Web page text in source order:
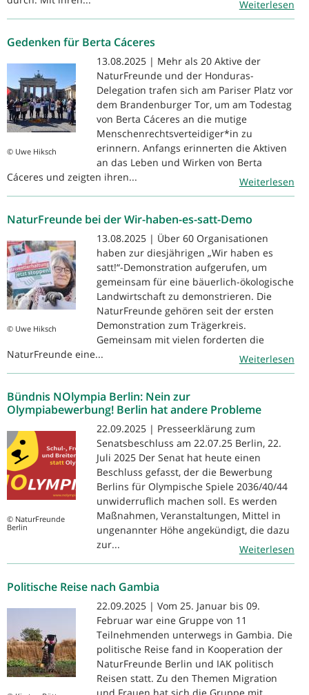
Weiterlesen
Gedenken für Berta Cáceres
© Uwe Hiksch
13.08.2025 | Mehr als 20 Aktive der
NaturFreunde und der Honduras-
Delegation trafen sich am Pariser Platz vor
dem Brandenburger Tor, um am Todestag
von Berta Cáceres an die mutige
Menschenrechtsverteidiger*in zu
erinnern. Anfangs erinnerten die Aktiven
an das Leben und Wirken von Berta
Cáceres und zeigten ihren...
Weiterlesen
NaturFreunde bei der Wir-haben-es-satt-Demo
© Uwe Hiksch
13.08.2025 | Über 60 Organisationen
haben zur diesjährigen „Wir haben es
satt!“-Demonstration aufgerufen, um
gemeinsam für eine bäuerlich-ökologische
Landwirtschaft zu demonstrieren. Die
NaturFreunde gehören seit der ersten
Demonstration zum Trägerkreis.
Gemeinsam mit vielen forderten die
NaturFreunde eine...
Weiterlesen
Bündnis NOlympia Berlin: Nein zur
Olympiabewerbung! Berlin hat andere Probleme
© NaturFreunde
Berlin
22.09.2025 | Presseerklärung zum
Senatsbeschluss am 22.07.25 Berlin, 22.
Juli 2025 Der Senat hat heute einen
Beschluss gefasst, der die Bewerbung
Berlins für Olympische Spiele 2036/40/44
unwiderruflich machen soll. Es werden
Maßnahmen, Veranstaltungen, Mittel in
ungenannter Höhe angekündigt, die dazu
zur...
Weiterlesen
Politische Reise nach Gambia
22.09.2025 | Vom 25. Januar bis 09.
Februar war eine Gruppe von 11
Teilnehmenden unterwegs in Gambia. Die
politische Reise fand in Kooperation der
NaturFreunde Berlin und IAK politisch
Reisen statt. Zu den Themen Migration
und Frauen hat sich die Gruppe mit